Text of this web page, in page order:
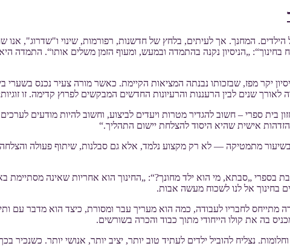
המחנך. אך לעיתים, בלחץ של חדשנות, רפורמות, שינוי ו"שדרוג", אנו
„הניסיון נקנה בהתמדה ובמעש, ומעוף הזמן משלים אותו“. התמדה
יקר מפז, שבזכותו נבנתה המציאות הקיימת. כאשר מורה צעיר נכנס בשערי
שנים לבין הרעננות והרעיונות החדשים המבקשים לפרוץ קדימה. זו
בית ספרי – חשוב להגדיר מטרות ויעדים לביצוע, וחשוב להיות מודעים
אישית שהיא היסוד להצלחת יישום התהליך.“
מתמטיקה — לא רק מקצוע נלמד, אלא גם סבלנות, שיתוף פעולה
„סבתא, מי הוא ילד מחונך?“: „החינוך הוא אחריות שאינה מסתיימת
בחינוך אל לנו לשכוח מעשה אבות.
מתייחס לחבריו לעבודה, כמה הוא מעריך עבר ומסורת, כיצד הוא מדבר עם
בה את קולו הייחודי מתוך כבוד והכרה בשורשים.
נצליח להוביל ילדים לעתיד טוב יותר, יציב יותר, אנושי יותר.